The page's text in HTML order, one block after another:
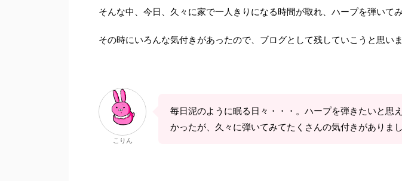
そんな中、今日、久々に家で一人きりになる時間が取れ、ハープを弾いて
その時にいろんな気付きがあったので、ブログとして残していこうと思いま
こりん
毎日泥のように眠る日々・・・。ハープを弾きたいと思
かったが、久々に弾いてみてたくさんの気付きがありまし